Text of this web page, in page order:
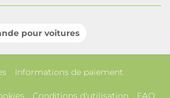
pour voitures
Informations de paiement
Conditions d'utilisation FAQ